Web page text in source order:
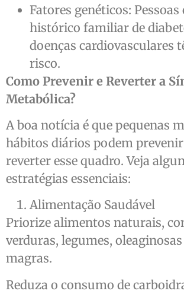
Fatores genéticos: Pessoas
histórico familiar de
doenças cardiovasculares
risco.
Como Prevenir e Reverter a
Metabólica?
A boa notícia é que pequenas
hábitos diários podem prevenir
reverter esse quadro. Veja
estratégias essenciais:
Alimentação Saudável
Priorize alimentos naturais,
verduras, legumes,
magras.
Reduza o consumo de